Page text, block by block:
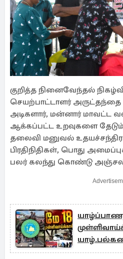
குறித்த நினைவேந்தல்
செயற்பாட்டாளர்
அடிகளார், மன்னார் மாவட்ட
ஆக்கப்பட்ட உறவுகளை
தலைவி மனுவல்
பிரதிநிதிகள், பொது
பலர் கலந்து கொண்டு